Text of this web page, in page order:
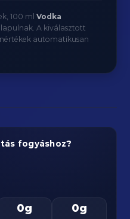
100 mlVodka
A kiválasztott
automatikusan
fogyáshoz?
0g 0g